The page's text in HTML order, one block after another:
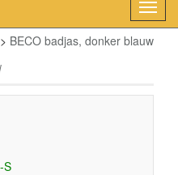
> BECO badjas, donker blauw
S